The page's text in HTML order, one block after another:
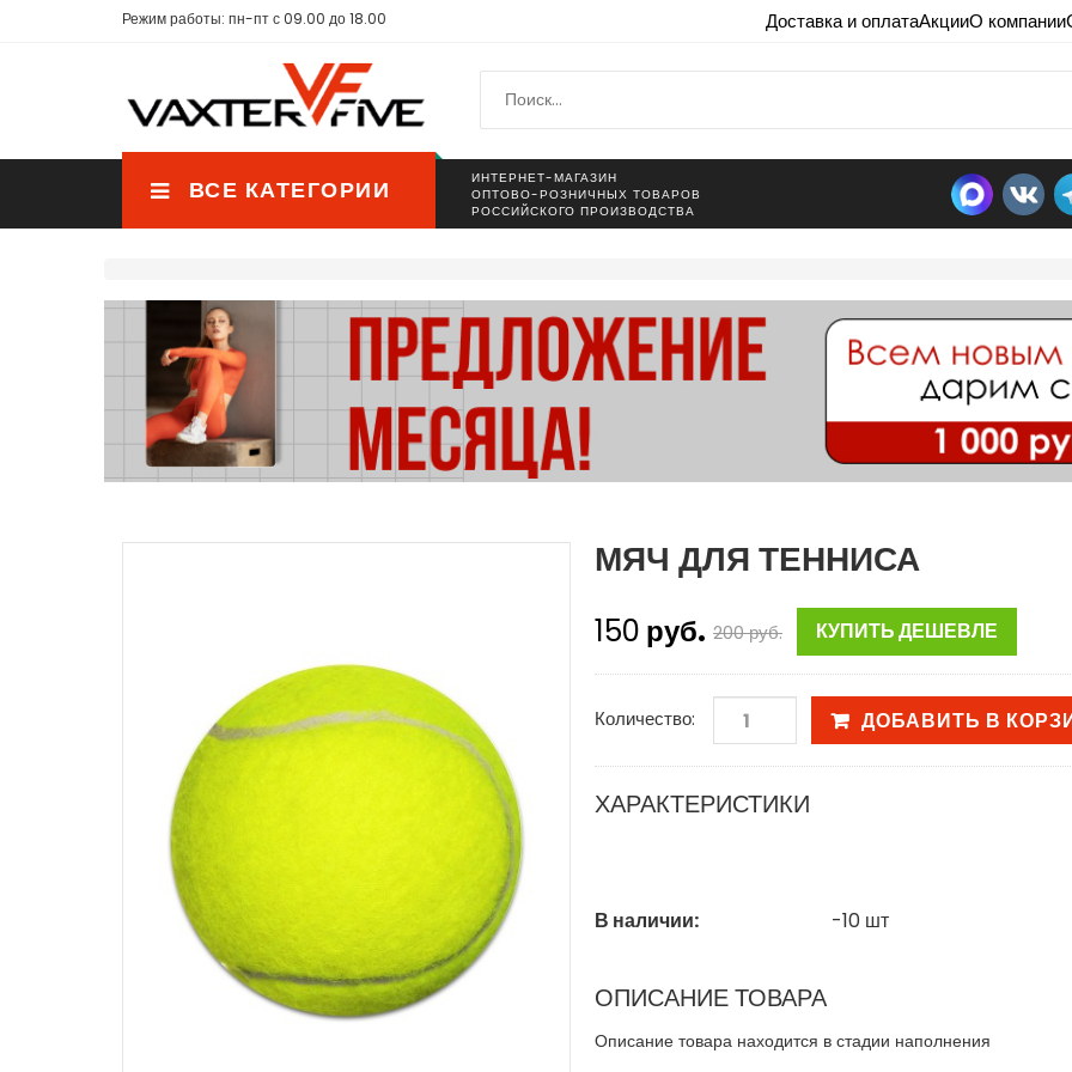
Режим работы: пн-пт с 09.00 до 18.00 Доставка и оплатаАкцииО компании
ВСЕ КАТЕГОРИИ
ИНТЕРНЕТ-МАГАЗИН
ОПТОВО-РОЗНИЧНЫХ ТОВАРОВ
РОССИЙСКОГО ПРОИЗВОДСТВА
МЯЧ ДЛЯ ТЕННИСА
150 руб. 200руб. КУПИТЬ ДЕШЕВЛЕ
Количество: ДОБАВИТЬ В
ХАРАКТЕРИСТИКИ
В наличии: -10шт
ОПИСАНИЕ ТОВАРА
Описание товара находится в стадии наполнения